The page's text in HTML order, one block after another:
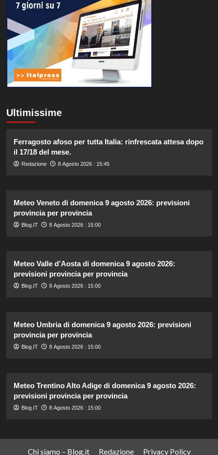
Ultimissime
Ferragosto afoso per tutta Italia: rinfrescata attesa dopo
il 17/18 del mese.
Redazione 8 Agosto 2026 : 15:45
Meteo Veneto di domenica 9 agosto 2026: previsioni
provincia per provincia
Blog.IT 8 Agosto 2026 : 15:00
Meteo Valle d’Aosta di domenica 9 agosto 2026:
previsioni provincia per provincia
Blog.IT 8 Agosto 2026 : 15:00
Meteo Umbria di domenica 9 agosto 2026: previsioni
provincia per provincia
Blog.IT 8 Agosto 2026 : 15:00
Meteo Trentino Alto Adige di domenica 9 agosto 2026:
previsioni provincia per provincia
Blog.IT 8 Agosto 2026 : 15:00
Chi siamo – Blog.it Redazione Privacy Policy